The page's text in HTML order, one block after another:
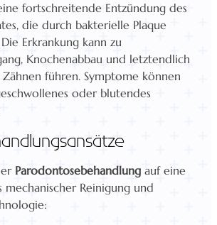
fortschreitende Entzündung des
die durch bakterielle Plaque
Erkrankung kann zu
Knochenabbau und letztendlich
führen. Symptome können
oder blutendes
Parodontosebehandlung auf eine
mechanischer Reinigung und